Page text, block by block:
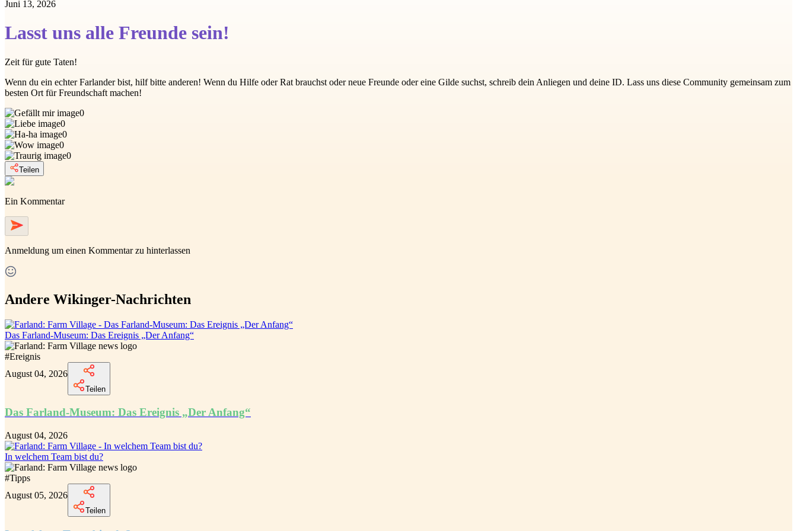
Juni 13, 2026
Lasst uns alle Freunde sein!
Zeit für gute Taten!
Wenn du ein echter Farlander bist, hilf bitte anderen! Wenn du Hilfe oder Rat brauchst oder neue Freunde oder eine Gilde suchst, schreib dein Anliegen und deine ID. Lass uns diese Community gemeinsam zum
besten Ort für Freundschaft machen!
0
0
0
0
0
Teilen
Ein Kommentar
Anmeldung um einen Kommentar zu hinterlassen
Andere Wikinger-Nachrichten
Das Farland-Museum: Das Ereignis „Der Anfang“
#Ereignis
August 04, 2026
Teilen
Das Farland-Museum: Das Ereignis „Der Anfang“
August 04, 2026
In welchem Team bist du?
#Tipps
August 05, 2026
Teilen